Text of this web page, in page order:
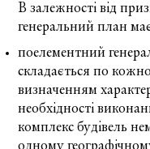
В залежності від
генеральний план має
поелементний
складається по
визначенням
необхідності
комплекс будівель
одному